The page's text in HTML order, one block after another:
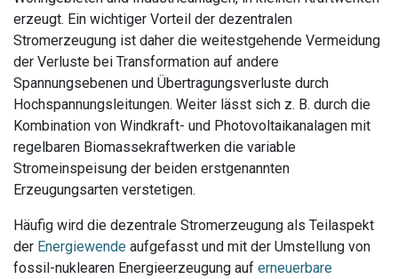
erzeugt. Ein wichtiger Vorteil der dezentralen
Stromerzeugung ist daher die weitestgehende Vermeidung
der Verluste bei Transformation auf andere
Spannungsebenen und Übertragungsverluste durch
Hochspannungsleitungen. Weiter lässt sich z. B. durch die
Kombination von Windkraft- und Photovoltaikanalagen mit
regelbaren Biomassekraftwerken die variable
Stromeinspeisung der beiden erstgenannten
Erzeugungsarten verstetigen.
Häufig wird die dezentrale Stromerzeugung als Teilaspekt
der Energiewende aufgefasst und mit der Umstellung von
fossil-nuklearen Energieerzeugung auf erneuerbare